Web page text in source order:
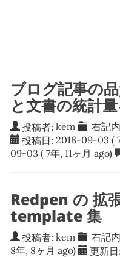
ブログ記事の
と文書の統計
投稿者: kem 右記
投稿日: 2018-09-03 (
09-03 ( 7年, 11ヶ月 ago)
Redpen の 拡
template 集
投稿者: kem 右記内
8年, 8ヶ月 ago)
更新日: